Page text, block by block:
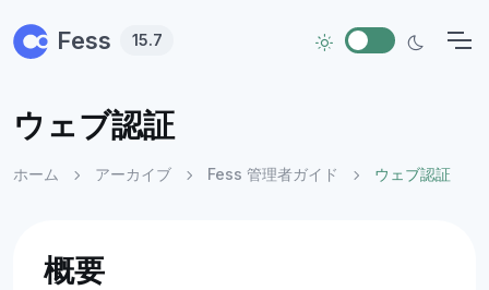
Fess 15.7
ウェブ認証
ホーム アーカイブ Fess 管理者ガイド ウェブ認証
概要